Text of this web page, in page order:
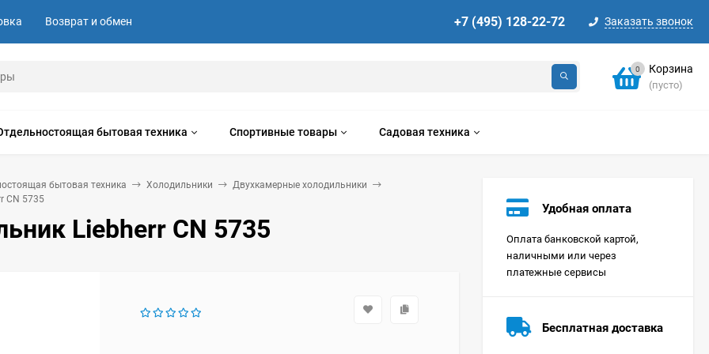
+7 (495) 128-22-72 Заказать звонок
Возврат и обмен
0 Корзина
(пусто)
бытовая техника Спортивные товары Садовая техника
бытовая техника Холодильники
Двухкамерные холодильники
CN 5735
Liebherr CN 5735
Удобная оплата
Оплата банковской картой,
наличными или через
платежные сервисы
Бесплатная доставка
Цена по